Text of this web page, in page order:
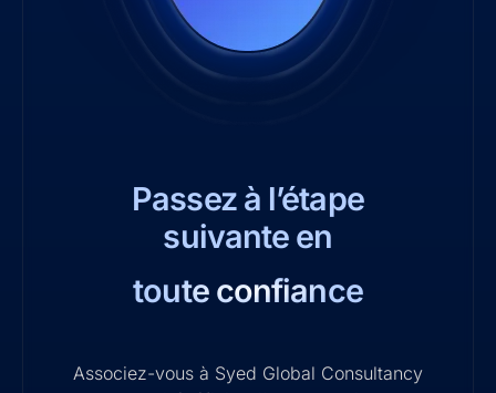
Passez à l’étape
suivante en
toute confiance
Associez-vous à Syed Global Consultancy